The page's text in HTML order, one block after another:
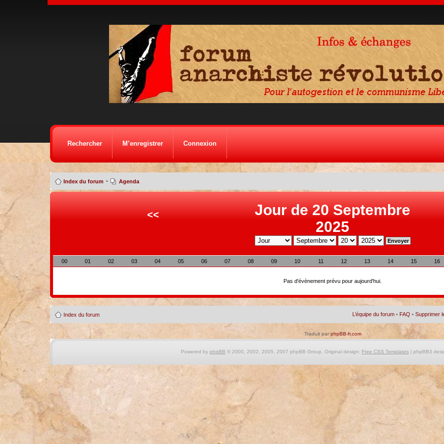
Rechercher M’enregistrer Connexion
Index du forum • Agenda
<<
Jour de 20 Septembre
2025
00 01 02 03 04 05 06 07 08 09 10 11 12 13 14 15 16
Pas d'évènement prévu pour aujourd'hui.
Index du forum L’équipe du forum • FAQ •Supprimer
Traduit parphpBB-fr.com
Powered by phpBB © 2000, 2002, 2005, 2007 phpBB Group. Original design: Free CSS Templates| phpBB3